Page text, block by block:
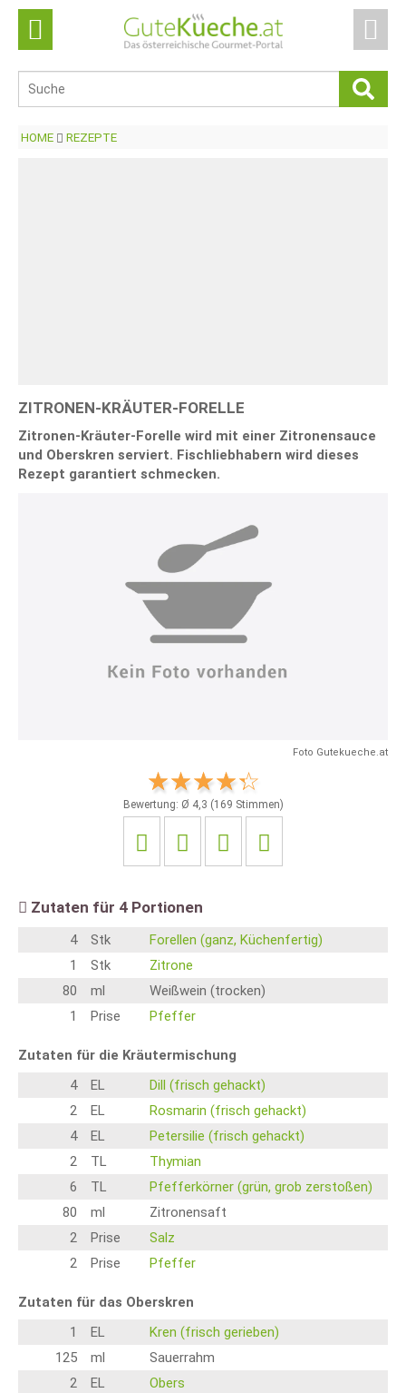
HOME REZEPTE
ZITRONEN-KRÄUTER-FORELLE
Zitronen-Kräuter-Forelle wird mit einer Zitronensauce
und Oberskren serviert. Fischliebhabern wird dieses
Rezept garantiert schmecken.
Foto Gutekueche.at
Bewertung: Ø 4,3 (169 Stimmen)
Zutaten für 4 Portionen
4 Stk
Forellen (ganz, Küchenfertig)
1
Stk
Zitrone
80
ml
Weißwein (trocken)
1
Prise Pfeffer
Zutaten für die Kräutermischung
4
EL
Dill (frisch gehackt)
2
EL
Rosmarin (frisch gehackt)
4
EL
Petersilie (frisch gehackt)
2
TL
Thymian
6
TL
Pfefferkörner (grün, grob zerstoßen)
80
ml
Zitronensaft
2
Prise
Salz
2
Prise Pfeffer
Zutaten für das Oberskren
1
EL
Kren (frisch gerieben)
125
ml
Sauerrahm
2
EL
Obers